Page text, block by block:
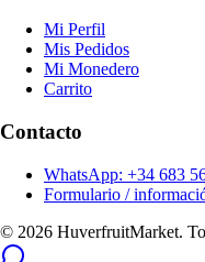
Mi Perfil
Mis Pedidos
Mi Monedero
Carrito
Contacto
WhatsApp: +34 683
Formulario /
© 2026 HuverfruitMarket.